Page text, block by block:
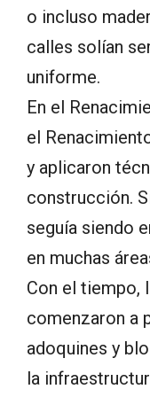
o incluso
calles solían
uniforme.
En el
el
y aplicaron
construcción.
seguía siendo
en muchas
Con el tiempo,
comenzaron a
adoquines y
la